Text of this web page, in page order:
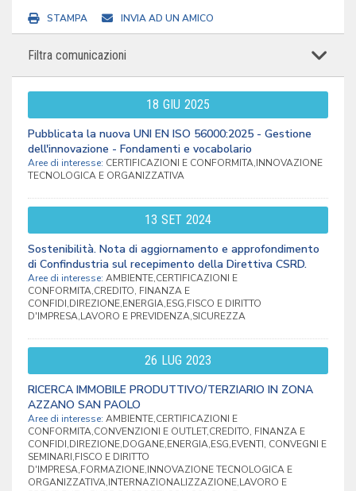
STAMPA INVIA AD UN AMICO
Filtra comunicazioni
18 GIU 2025
Pubblicata la nuova UNI EN ISO 56000:2025 - Gestione
dell'innovazione - Fondamenti e vocabolario
Aree di interesse: CERTIFICAZIONI E CONFORMITA,INNOVAZIONE
TECNOLOGICA E ORGANIZZATIVA
13 SET 2024
Sostenibilità. Nota di aggiornamento e approfondimento
di Confindustria sul recepimento della Direttiva CSRD.
Aree di interesse: AMBIENTE,CERTIFICAZIONI E
CONFORMITA,CREDITO, FINANZA E
CONFIDI,DIREZIONE,ENERGIA,ESG,FISCO E DIRITTO
D'IMPRESA,LAVORO E PREVIDENZA,SICUREZZA
26 LUG 2023
RICERCA IMMOBILE PRODUTTIVO/TERZIARIO IN ZONA
AZZANO SAN PAOLO
Aree di interesse: AMBIENTE,CERTIFICAZIONI E
CONFORMITA,CONVENZIONI E OUTLET,CREDITO, FINANZA E
CONFIDI,DIREZIONE,DOGANE,ENERGIA,ESG,EVENTI, CONVEGNI E
SEMINARI,FISCO E DIRITTO
D'IMPRESA,FORMAZIONE,INNOVAZIONE TECNOLOGICA E
ORGANIZZATIVA,INTERNAZIONALIZZAZIONE,LAVORO E